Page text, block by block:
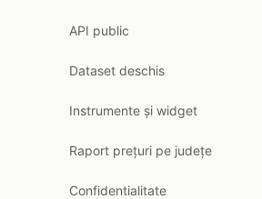
API public
Dataset deschis
Instrumente și widget
Raport prețuri pe județe
Confidentialitate